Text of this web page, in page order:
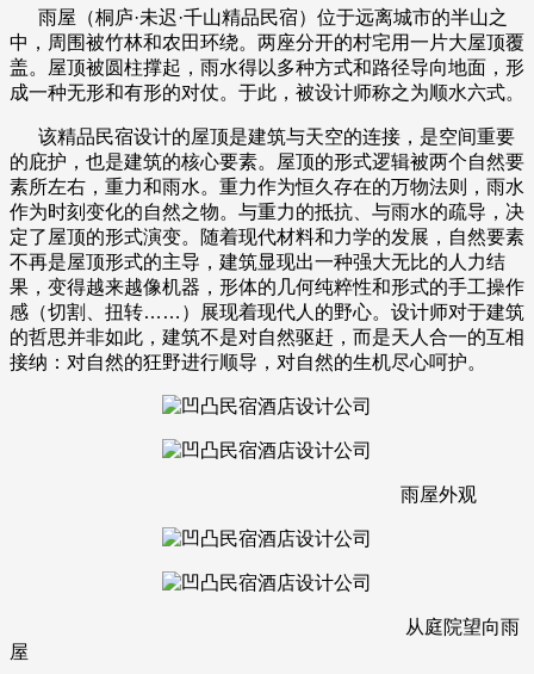
雨屋（桐庐·未迟·千山精品民宿）位于远离城市的半山之
中，周围被竹林和农田环绕。两座分开的村宅用一片大屋顶覆
盖。屋顶被圆柱撑起，雨水得以多种方式和路径导向地面，形
成一种无形和有形的对仗。于此，被设计师称之为顺水六式。
该精品民宿设计的屋顶是建筑与天空的连接，是空间重要
的庇护，也是建筑的核心要素。屋顶的形式逻辑被两个自然要
素所左右，重力和雨水。重力作为恒久存在的万物法则，雨水
作为时刻变化的自然之物。与重力的抵抗、与雨水的疏导，决
定了屋顶的形式演变。随着现代材料和力学的发展，自然要素
不再是屋顶形式的主导，建筑显现出一种强大无比的人力结
果，变得越来越像机器，形体的几何纯粹性和形式的手工操作
感（切割、扭转……）展现着现代人的野心。设计师对于建筑
的哲思并非如此，建筑不是对自然驱赶，而是天人合一的互相
接纳：对自然的狂野进行顺导，对自然的生机尽心呵护。
雨屋外观
从庭院望向雨
屋